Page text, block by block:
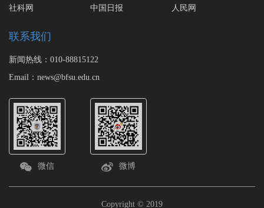
社科网
中国日报 人民网
联系我们
新闻热线：010-88815122
Email：news@bfsu.edu.cn
微信 微博
Copyright © 2019